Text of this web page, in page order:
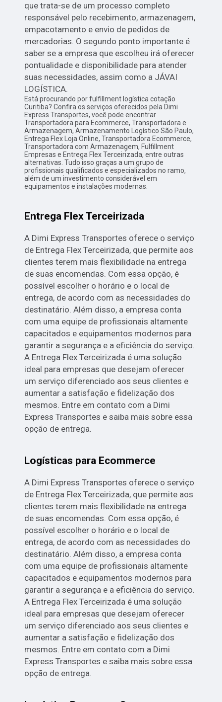
que trata-se de um processo completo
responsável pelo recebimento, armazenagem,
empacotamento e envio de pedidos de
mercadorias. O segundo ponto importante é
saber se a empresa que escolheu irá oferecer
pontualidade e disponibilidade para atender
suas necessidades, assim como a JÁVAI
LOGÍSTICA.
Está procurando por fulfillment logística cotação
Curitiba? Confira os serviços oferecidos pela Dimi
Express Transportes, você pode encontrar
Transportadora para Ecommerce, Transportadora e
Armazenagem, Armazenamento Logístico São Paulo,
Entrega Flex Loja Online, Transportadora Ecommerce,
Transportadora com Armazenagem, Fulfillment
Empresas e Entrega Flex Terceirizada, entre outras
alternativas. Tudo isso graças a um grupo de
profissionais qualificados e especializados no ramo,
além de um investimento considerável em
equipamentos e instalações modernas.
Entrega Flex Terceirizada
A Dimi Express Transportes oferece o serviço
de Entrega Flex Terceirizada, que permite aos
clientes terem mais flexibilidade na entrega
de suas encomendas. Com essa opção, é
possível escolher o horário e o local de
entrega, de acordo com as necessidades do
destinatário. Além disso, a empresa conta
com uma equipe de profissionais altamente
capacitados e equipamentos modernos para
garantir a segurança e a eficiência do serviço.
A Entrega Flex Terceirizada é uma solução
ideal para empresas que desejam oferecer
um serviço diferenciado aos seus clientes e
aumentar a satisfação e fidelização dos
mesmos. Entre em contato com a Dimi
Express Transportes e saiba mais sobre essa
opção de entrega.
Logísticas para Ecommerce
A Dimi Express Transportes oferece o serviço
de Entrega Flex Terceirizada, que permite aos
clientes terem mais flexibilidade na entrega
de suas encomendas. Com essa opção, é
possível escolher o horário e o local de
entrega, de acordo com as necessidades do
destinatário. Além disso, a empresa conta
com uma equipe de profissionais altamente
capacitados e equipamentos modernos para
garantir a segurança e a eficiência do serviço.
A Entrega Flex Terceirizada é uma solução
ideal para empresas que desejam oferecer
um serviço diferenciado aos seus clientes e
aumentar a satisfação e fidelização dos
mesmos. Entre em contato com a Dimi
Express Transportes e saiba mais sobre essa
opção de entrega.